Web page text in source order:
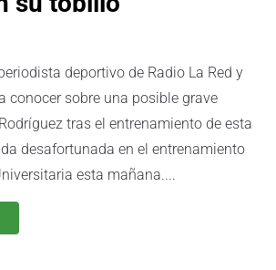
deportivo de Radio La Red y
conocer sobre una posible grave
tras el entrenamiento de esta
desafortunada en el entrenamiento
esta mañana....